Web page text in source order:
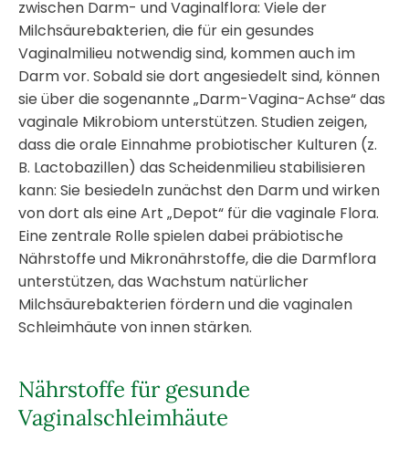
zwischen Darm- und Vaginalflora: Viele der
Milchsäurebakterien, die für ein gesundes
Vaginalmilieu notwendig sind, kommen auch im
Darm vor. Sobald sie dort angesiedelt sind, können
sie über die sogenannte „Darm-Vagina-Achse“ das
vaginale Mikrobiom unterstützen. Studien zeigen,
dass die orale Einnahme probiotischer Kulturen (z.
B. Lactobazillen) das Scheidenmilieu stabilisieren
kann: Sie besiedeln zunächst den Darm und wirken
von dort als eine Art „Depot“ für die vaginale Flora.
Eine zentrale Rolle spielen dabei präbiotische
Nährstoffe und Mikronährstoffe, die die Darmflora
unterstützen, das Wachstum natürlicher
Milchsäurebakterien fördern und die vaginalen
Schleimhäute von innen stärken.
Nährstoffe für gesunde
Vaginalschleimhäute